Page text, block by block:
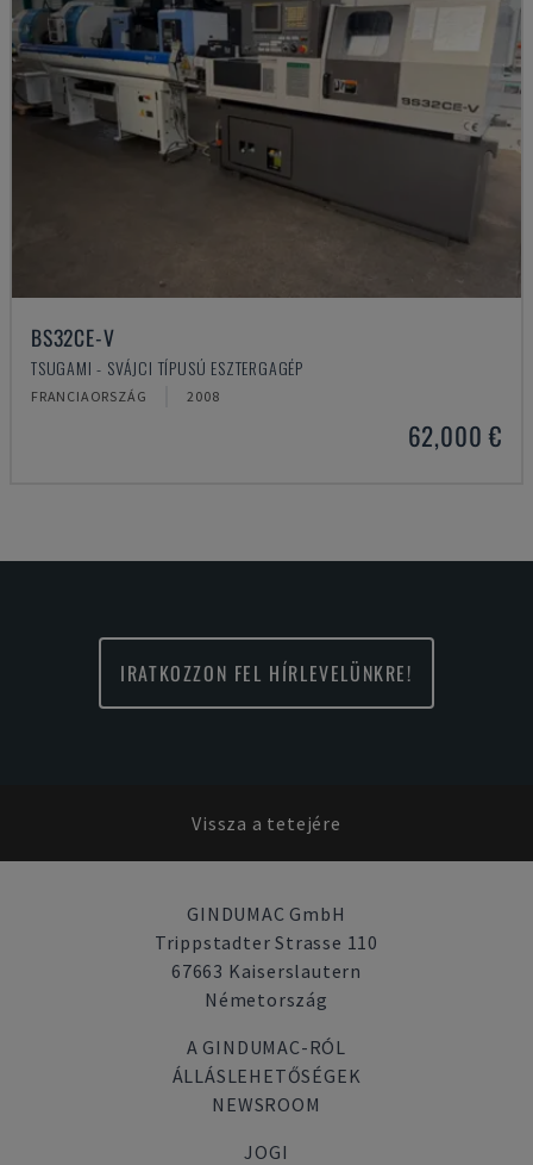
BS32CE-V
TSUGAMI - SVÁJCI TÍPUSÚ ESZTERGAGÉP
FRANCIAORSZÁG 2008
62,000 €
IRATKOZZON FEL HÍRLEVELÜNKRE!
Vissza a tetejére
GINDUMAC GmbH
Trippstadter Strasse 110
67663 Kaiserslautern
Németország
A GINDUMAC-RÓL
ÁLLÁSLEHETŐSÉGEK
NEWSROOM
JOGI